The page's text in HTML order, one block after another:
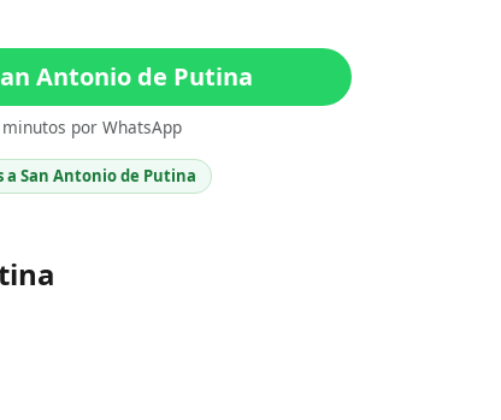
Antonio de Putina
por WhatsApp
a San Antonio de Putina